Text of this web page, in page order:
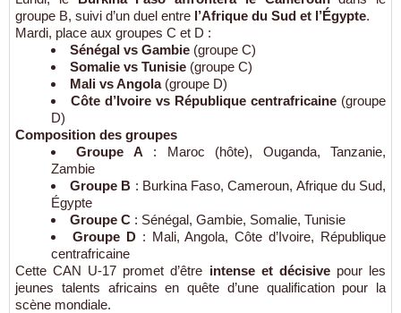
groupe B, suivi d’un duel entre l’Afrique du Sud et l’Égypte.
Mardi, place aux groupes C et D :
Sénégal vs Gambie (groupe C)
Somalie vs Tunisie (groupe C)
Mali vs Angola(groupe D)
Côte d’Ivoire vs République centrafricaine (groupe
D)
Composition des groupes
Groupe A : Maroc (hôte), Ouganda, Tanzanie,
Zambie
Groupe B : Burkina Faso, Cameroun, Afrique du Sud,
Égypte
Groupe C : Sénégal, Gambie, Somalie, Tunisie
Groupe D: Mali, Angola, Côte d’Ivoire, République
centrafricaine
Cette CAN U-17 promet d’être intense et décisivepour les
jeunes talents africains en quête d’une qualification pour la
scène mondiale.